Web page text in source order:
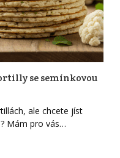
se semínkovou
ale chcete jíst
Mám pro vás…